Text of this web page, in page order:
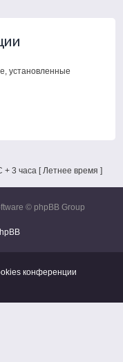
установленные
+ 3 часа [ Летнее время ]
© phpBB Group
конференции